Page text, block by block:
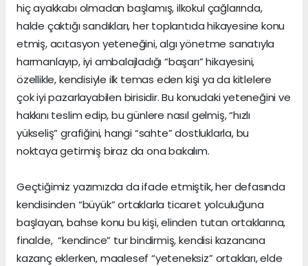
hiç ayakkabı olmadan başlamış, ilkokul çağlarında,
halde çaktığı sandıkları, her toplantıda hikayesine konu
etmiş, acıtasyon yeteneğini, algı yönetme sanatıyla
harmanlayıp, iyi ambalajladığı “başarı” hikayesini,
özellikle, kendisiyle ilk temas eden kişi ya da kitlelere
çok iyi pazarlayabilen birisidir. Bu konudaki yeteneğini ve
hakkını teslim edip, bu günlere nasıl gelmiş, “hızlı
yükseliş” grafiğini, hangi “sahte” dostluklarla, bu
noktaya getirmiş biraz da ona bakalım.
Geçtiğimiz yazımızda da ifade etmiştik, her defasında
kendisinden “büyük” ortaklarla ticaret yolculuğuna
başlayan, bahse konu bu kişi, elinden tutan ortaklarına,
finalde, “kendince” tur bindirmiş, kendisi kazancına
kazanç eklerken, maalesef “yeteneksiz” ortakları, elde